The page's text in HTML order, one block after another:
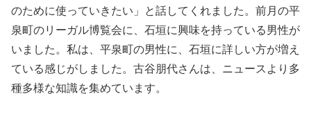
のために使っていきたい」と話してくれました。前月の平
泉町のリーガル博覧会に、石垣に興味を持っている男性が
いました。私は、平泉町の男性に、石垣に詳しい方が増え
ている感じがしました。古谷朋代さんは、ニュースより多
種多様な知識を集めています。